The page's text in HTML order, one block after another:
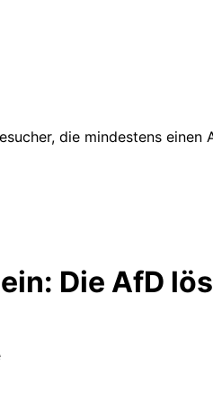
die mindestens einen
Die AfD